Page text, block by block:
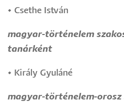
• Csethe István
magyar-történelem
tanárként
• Király Gyuláné
magyar-történelem-orosz